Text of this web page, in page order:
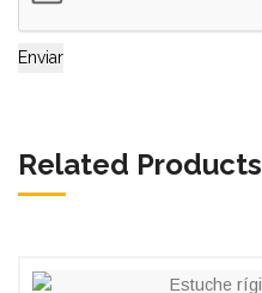
Related Products